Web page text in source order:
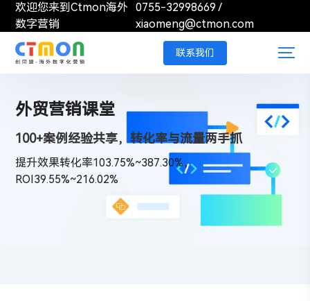
欢迎您来到Ctmon海外
数字营销
0755-32998669 /
xiaomeng@ctmon.com
联系我们
外贸营销课堂
100+案例经验共享，转化率与流量两手抓
提升效果转化率103.75%~387.30%，
ROI39.55%~216.02%